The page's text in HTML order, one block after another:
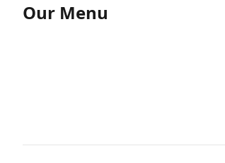
Our Menu